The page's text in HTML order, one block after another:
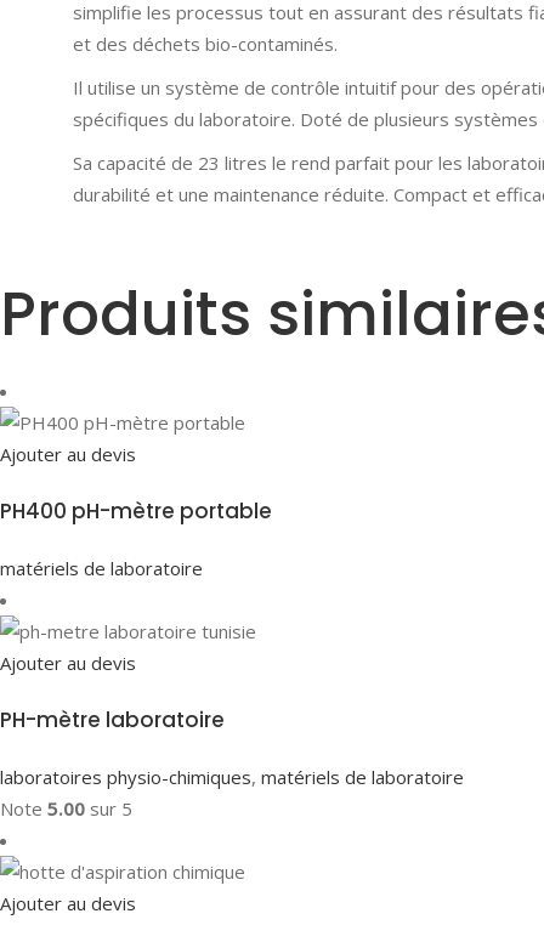
simplifie les processus tout en assurant des résultats
et des déchets bio-contaminés.
Il utilise un système de contrôle intuitif pour des
spécifiques du laboratoire. Doté de plusieurs
Sa capacité de 23 litres le rend parfait pour les
durabilité et une maintenance réduite. Compact et
Produits
Ajouter au devis
PH400 pH-mètre portable
matériels de laboratoire
Ajouter au devis
PH-mètre laboratoire
laboratoires physio-chimiques, matériels de laboratoire
Note 5.00 sur 5
Ajouter au devis